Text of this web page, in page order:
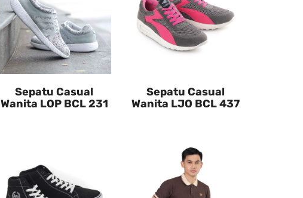
Sepatu Casual
Wanita LOP BCL 231
Sepatu Casual
Wanita LJO BCL 437